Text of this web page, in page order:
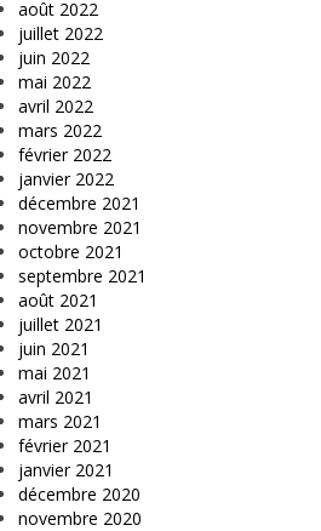
août 2022
juillet 2022
juin 2022
mai 2022
avril 2022
mars 2022
février 2022
janvier 2022
décembre 2021
novembre 2021
octobre 2021
septembre 2021
août 2021
juillet 2021
juin 2021
mai 2021
avril 2021
mars 2021
février 2021
janvier 2021
décembre 2020
novembre 2020